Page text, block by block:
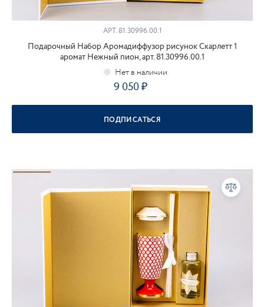
АРТ.81.30996.00.1
Подарочный Набор Аромадиффузор рисунок Скарлетт 1
аромат Нежный пион, арт. 81.30996.00.1
9 050
ПОДПИСАТЬСЯ